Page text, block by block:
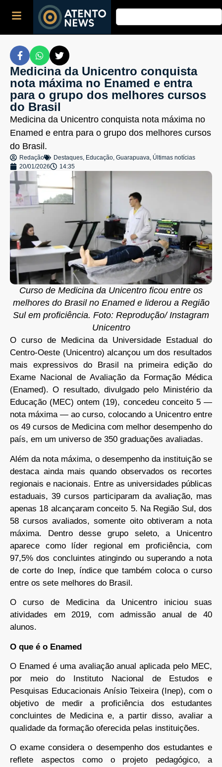
Medicina da Unicentro conquista
nota máxima no Enamed e entra
para o grupo dos melhores cursos
do Brasil
Medicina da Unicentro conquista nota máxima no
Enamed e entra para o grupo dos melhores cursos
do Brasil.
Redação Destaques, Educação, Guarapuava, Últimas notícias
20/01/2026
14:35
Curso de Medicina da Unicentro ficou entre os
melhores do Brasil no Enamed e liderou a Região
Sul em proficiência. Foto: Reprodução/ Instagram
Unicentro
O curso de Medicina da Universidade Estadual do
Centro-Oeste (Unicentro) alcançou um dos resultados
mais expressivos do Brasil na primeira edição do
Exame Nacional de Avaliação da Formação Médica
(Enamed). O resultado, divulgado pelo Ministério da
Educação (MEC) ontem (19), concedeu conceito 5 —
nota máxima — ao curso, colocando a Unicentro entre
os 49 cursos de Medicina com melhor desempenho do
país, em um universo de 350 graduações avaliadas.
Além da nota máxima, o desempenho da instituição se
destaca ainda mais quando observados os recortes
regionais e nacionais. Entre as universidades públicas
estaduais, 39 cursos participaram da avaliação, mas
apenas 18 alcançaram conceito 5. Na Região Sul, dos
58 cursos avaliados, somente oito obtiveram a nota
máxima. Dentro desse grupo seleto, a Unicentro
aparece como líder regional em proficiência, com
97,5% dos concluintes atingindo ou superando a nota
de corte do Inep, índice que também coloca o curso
entre os sete melhores do Brasil.
O curso de Medicina da Unicentro iniciou suas
atividades em 2019, com admissão anual de 40
alunos.
O que é o Enamed
O Enamed é uma avaliação anual aplicada pelo MEC,
por meio do Instituto Nacional de Estudos e
Pesquisas Educacionais Anísio Teixeira (Inep), com o
objetivo de medir a proficiência dos estudantes
concluintes de Medicina e, a partir disso, avaliar a
qualidade da formação oferecida pelas instituições.
O exame considera o desempenho dos estudantes e
reflete aspectos como o projeto pedagógico, a